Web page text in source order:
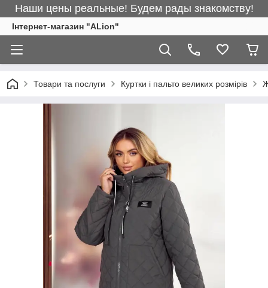
Наши цены реальные! Будем рады знакомству!
Інтернет-магазин "ALіon"
Товари та послуги Куртки і пальто великих розмірів